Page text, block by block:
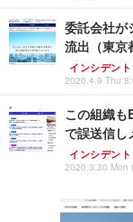
委託会社が
流出（東京
インシデン
2020.4.9 Thu
この組織も
で誤送信し
インシデン
2020.3.30 Mon